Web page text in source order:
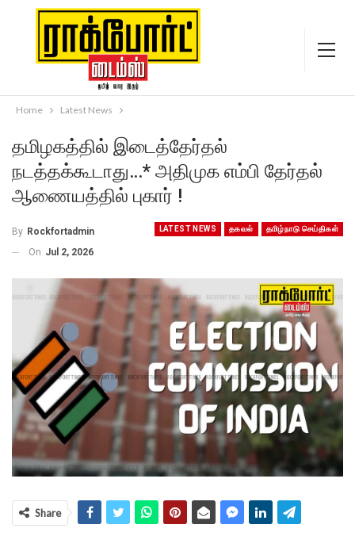
Home Latest News
தமிழகத்தில் இடைத்தேர்தல்
நடத்தக்கூடாது…* அதிமுக எம்பி தேர்தல்
ஆணையத்தில் புகார் !
LATEST NEWS தகவல் தமிழ்நாடு செய்திகள்
By Rockfortadmin
On Jul 2, 2026
Share